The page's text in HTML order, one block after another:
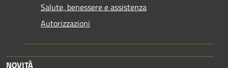
Salute, benessere e assistenza
Autorizzazioni
NOVITÀ